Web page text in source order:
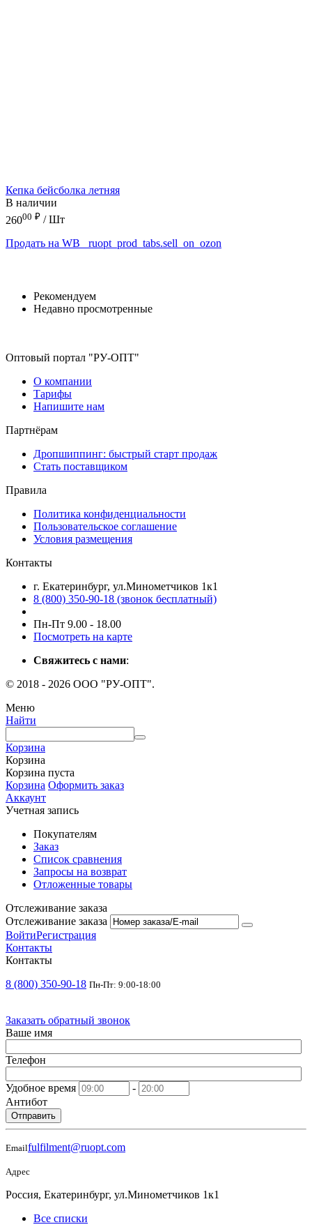
Кепка бейсболка летняя
В наличии
26000 ₽ / Шт
Продать на WB
_ruopt_prod_tabs.sell_on_ozon
Рекомендуем
Недавно просмотренные
Оптовый портал "РУ-ОПТ"
О компании
Тарифы
Напишите нам
Партнёрам
Дропшиппинг: быстрый старт продаж
Стать поставщиком
Правила
Политика конфиденциальности
Пользовательское соглашение
Условия размещения
Контакты
г. Екатеринбург, ул.Минометчиков 1к1
8 (800) 350-90-18 (звонок бесплатный)
Пн-Пт 9.00 - 18.00
Посмотреть на карте
Свяжитесь с нами:
© 2018 - 2026 ООО "РУ-ОПТ".
Меню
Найти
Корзина
Корзина
Корзина пуста
Корзина Оформить заказ
Аккаунт
Учетная запись
Покупателям
Заказ
Список сравнения
Запросы на возврат
Отложенные товары
Отслеживание заказа
Отслеживание заказа
ВойтиРегистрация
Контакты
Контакты
8 (800) 350-90-18 Пн-Пт: 9:00-18:00
Заказать обратный звонок
Ваше имя
Телефон
Удобное время
-
Антибот
Отправить
Emailfulfilment@ruopt.com
Адрес
Россия, Екатеринбург, ул.Минометчиков 1к1
Все списки